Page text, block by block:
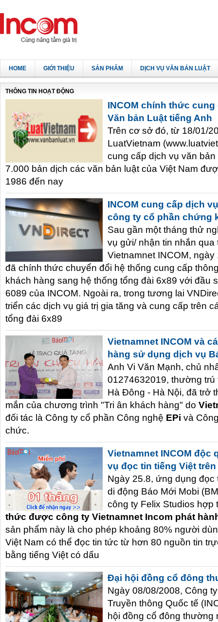
HOME GIỚI THIỆU SẢN PHẨM DỊCH VỤ VĂN BẢN LUẬT
THÔNG TIN HOẠT ĐỘNG
INCOM chính thức
Văn bản Luật tiếng Anh
Trên cơ sở đó, từ 18/01/
LuatVietnam
cung cấp dịch vụ văn
7.000 bản dịch các văn bản luật của Việt Nam
1986 đến nay
INCOM cung cấp dịch
công ty cổ phần chứng
Sau gần một tháng thử
vụ gửi/ nhận tin nhắn qua
Vietnamnet INCOM,
đã chính thức chuyển đổi hệ thống cung cấp
khách hàng sang hệ thống tổng đài 6x89 với đầu
6089 của INCOM. Ngoài ra, trong tương lai
triển các dịch vụ giá trị gia tăng và cung cấp trên
tổng đài 6x89
Vietnamnet INCOM và
hàng sử dụng dịch vụ
Anh Vi Văn Mạnh, chủ
01274632019, thường
Hà Đông - Hà Nội, đã trở
mắn của chương trình "Tri ân khách hàng" do
đối tác là Công ty cổ phần Công nghệ EPi và
chức.
Vietnamnet INCOM độc
vụ đọc tin tiếng Việt
Ngày 25.8, ứng dụng đọc
di động Báo Mới Mobi
công ty Felix Studios hợp
thức được công ty Vietnamnet Incom phát
sản phẩm này là cho phép khoảng 80% người
Việt Nam có thể đọc tin tức từ hơn 80 nguồn tin
bằng tiếng Việt có dấu
Đại hội đồng cổ đông
Ngày 08/08/2008, Công
Truyền thông Quốc tế
hội đồng cổ đông thường